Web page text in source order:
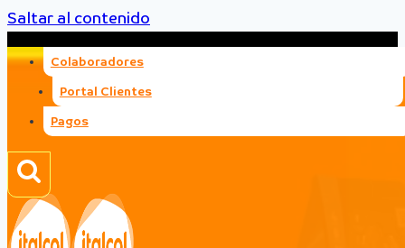
Saltar al contenido
Colaboradores
Portal Clientes
Pagos